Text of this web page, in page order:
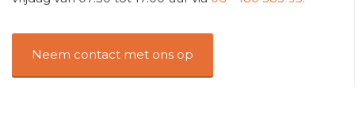
Neem contact met ons op